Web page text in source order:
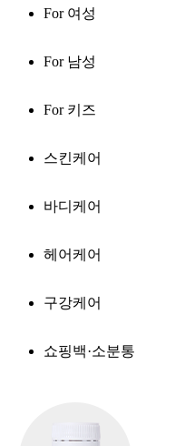
For 여성
For 남성
For 키즈
스킨케어
바디케어
헤어케어
구강케어
쇼핑백·소분통